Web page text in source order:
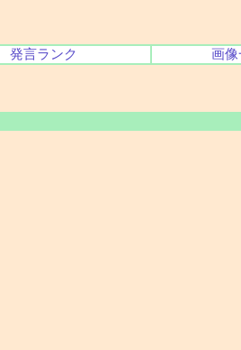
発言ランク 画像